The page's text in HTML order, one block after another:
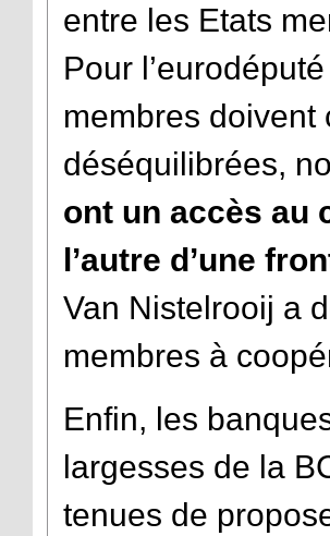
entre les Etats
Pour
membres doivent
déséquilibrées,
ont un accès au
l’autre d’une
Van Nistelrooij a
membres à
Enfin, les
largesses de la
tenues de